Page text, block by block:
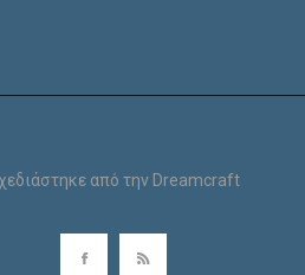
από την Dreamcraft